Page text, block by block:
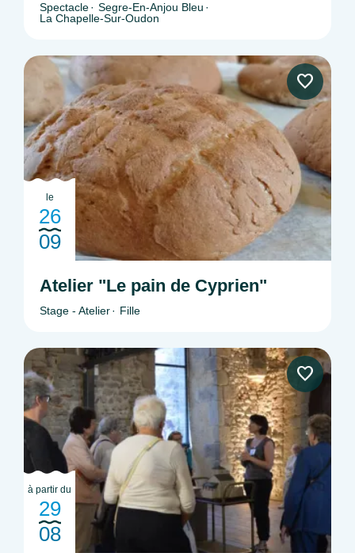
Spectacle
Segre-En-Anjou Bleu
La Chapelle-Sur-Oudon
le
26
09
Atelier "Le pain de Cyprien"
Stage - Atelier Fille
à partir du
29
08